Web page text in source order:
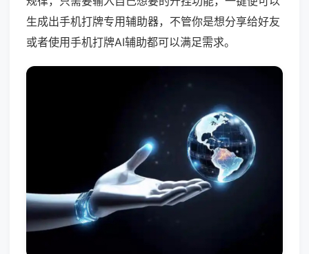
生成出手机打牌专用辅助器，不管你是想分享给好友
或者使用手机打牌AI辅助都可以满足需求。